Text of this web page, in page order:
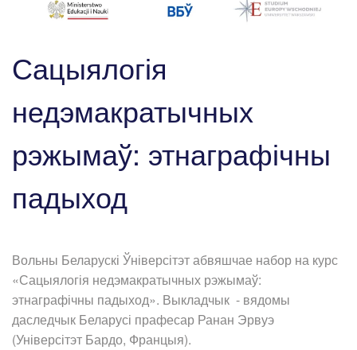
Сацыялогія
недэмакратычных
рэжымаў: этнаграфічны
падыход
Вольны Беларускі Ўніверсітэт абвяшчае набор на курс
«Сацыялогія недэмакратычных рэжымаў:
этнаграфічны падыход». Выкладчык - вядомы
даследчык Беларусі прафесар Ранан Эрвуэ
(Універсітэт Бардо, Францыя).